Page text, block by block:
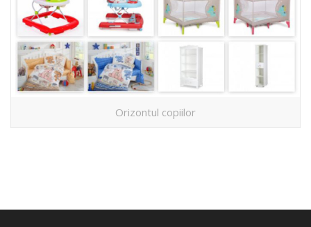
Orizontul copiilor